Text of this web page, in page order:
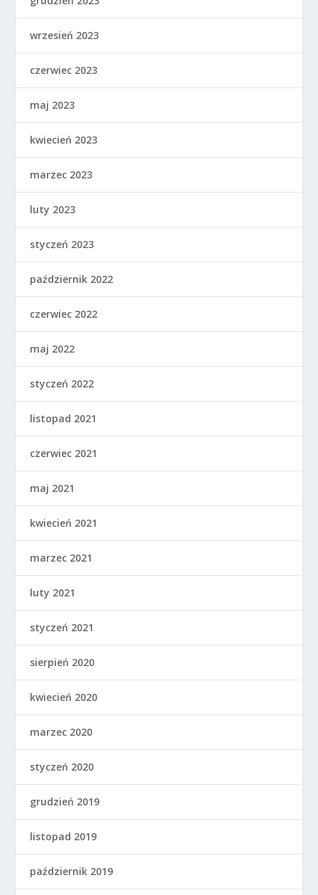
wrzesień 2023
czerwiec 2023
maj 2023
kwiecień 2023
marzec 2023
luty 2023
styczeń 2023
październik 2022
czerwiec 2022
maj 2022
styczeń 2022
listopad 2021
czerwiec 2021
maj 2021
kwiecień 2021
marzec 2021
luty 2021
styczeń 2021
sierpień 2020
kwiecień 2020
marzec 2020
styczeń 2020
grudzień 2019
listopad 2019
październik 2019